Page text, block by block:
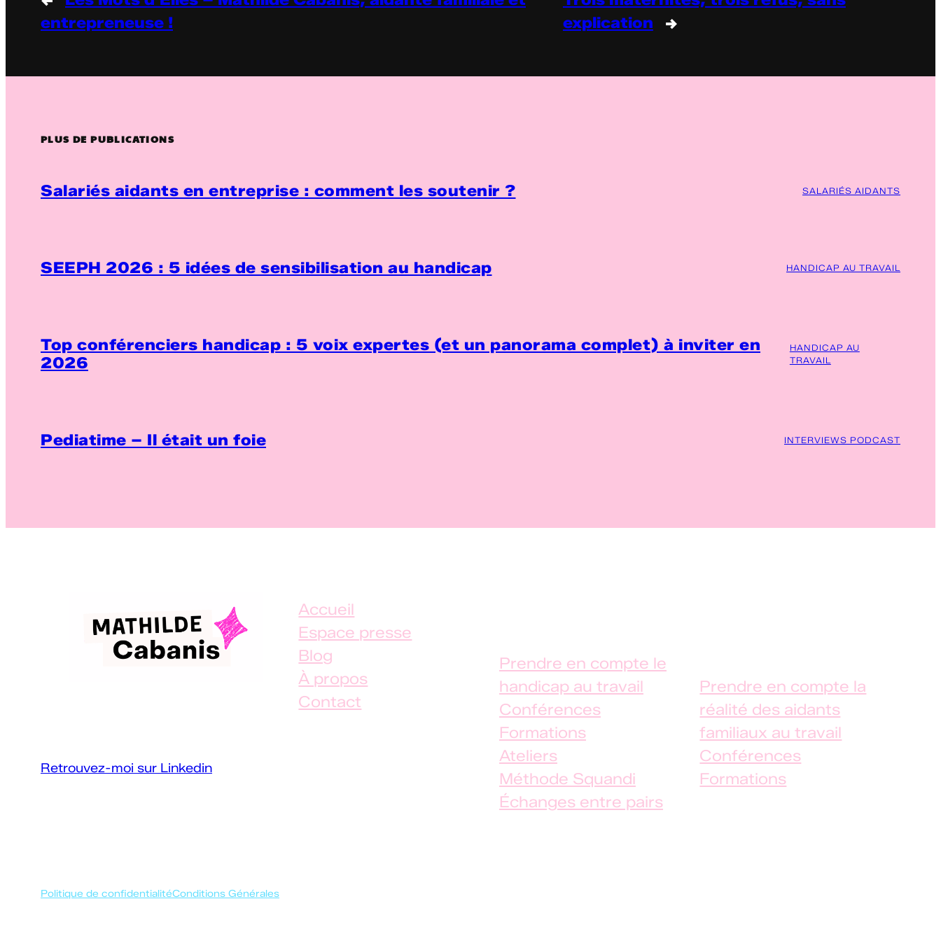
entrepreneuse !
explication
→
PLUS DE PUBLICATIONS
Salariés aidants en entreprise : comment les soutenir ? SALARIÉS AIDANTS
SEEPH 2026 : 5 idées de sensibilisation au handicap HANDICAP AU TRAVAIL
Top conférenciers handicap : 5 voix expertes (et un panorama complet) à inviter en
2026
HANDICAP AU
TRAVAIL
Pediatime – Il était un foie INTERVIEWS PODCAST
Retrouvez-moi sur Linkedin
Accueil
Espace presse
Blog
À propos
Contact
Prendre en compte le
handicap au travail
Conférences
Formations
Ateliers
Méthode Squandi
Échanges entre pairs
Prendre en compte la
réalité des aidants
familiaux au travail
Conférences
Formations
Politique de confidentialitéConditions Générales